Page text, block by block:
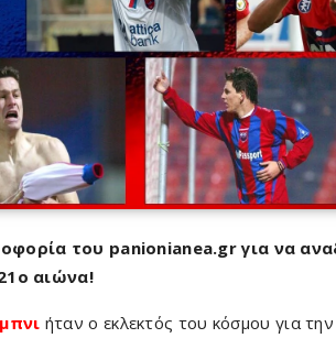
του panionianea.gr για να
αιώνα!
ήταν ο εκλεκτός του κόσμου για